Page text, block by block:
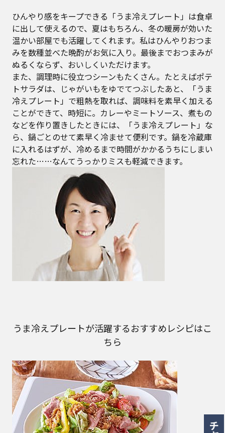
ひんやり感をキープできる「うま冷えプレート」は食卓
に出して使えるので、夏はもちろん、冬の暖房が効いた
温かい部屋でも活躍してくれます。私はひんやりおつま
みを数種並べた晩酌がお気に入り。最後までおつまみが
ぬるくならず、おいしくいただけます。
また、調理時に役立つシーンもたくさん。たとえばポテ
トサラダは、じゃがいもをゆでてつぶしたあと、「うま
冷えプレート」で粗熱を取れば、調味料を素早く加える
ことができて、時短に。カレーやミートソース、煮もの
などを作り置きしたときには、「うま冷えプレート」な
ら、鍋ごとのせて素早く冷ませて便利です。鍋を冷蔵庫
に入れるはずが、冷めるまで時間がかかるうちにしまい
忘れた……なんてうっかりミスも軽減できます。
うま冷えプレートが活躍するおすすめレシピはこ
ちら